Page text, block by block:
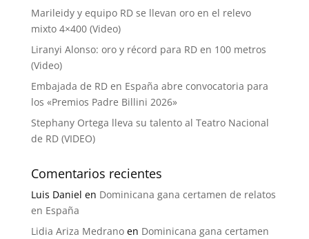
Marileidy y equipo RD se llevan oro en el relevo
mixto 4×400 (Video)
Liranyi Alonso: oro y récord para RD en 100 metros
(Video)
Embajada de RD en España abre convocatoria para
los «Premios Padre Billini 2026»
Stephany Ortega lleva su talento al Teatro Nacional
de RD (VIDEO)
Comentarios recientes
Luis Daniel en Dominicana gana certamen de relatos
en España
Lidia Ariza Medranoen Dominicana gana certamen